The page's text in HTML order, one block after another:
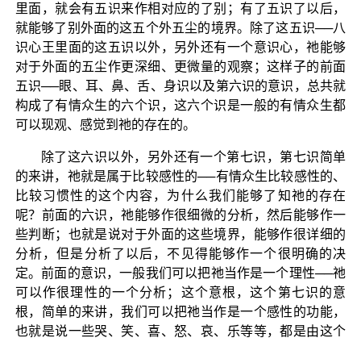
里面，就会有五识来作相对应的了别；有了五识了以后，
就能够了别外面的这五个外五尘的境界。除了这五识──八
识心王里面的这五识以外，另外还有一个意识心，祂能够
对于外面的五尘作更深细、更微量的观察；这样子的前面
五识──眼、耳、鼻、舌、身识以及第六识的意识，总共就
构成了有情众生的六个识，这六个识是一般的有情众生都
可以现观、感觉到祂的存在的。
除了这六识以外，另外还有一个第七识，第七识简单
的来讲，祂就是属于比较感性的──有情众生比较感性的、
比较习惯性的这个内容，为什么我们能够了知祂的存在
呢？前面的六识，祂能够作很细微的分析，然后能够作一
些判断；也就是说对于外面的这些境界，能够作很详细的
分析，但是分析了以后，不见得能够作一个很明确的决
定。前面的意识，一般我们可以把祂当作是一个理性──祂
可以作很理性的一个分析；这个意根，这个第七识的意
根，简单的来讲，我们可以把祂当作是一个感性的功能，
也就是说一些哭、笑、喜、怒、哀、乐等等，都是由这个